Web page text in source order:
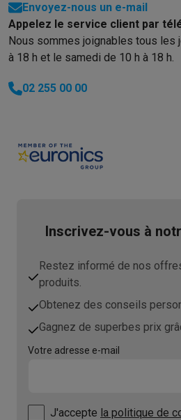
Envoyez-nous un e-mail
Appelez le service client par
Nous sommes joignables tous les
à 18 h et le samedi de 10 h à 18 h.
02 255 00 00
Inscrivez-vous à
Restez informé de nos
produits.
Obtenez des conseils
Gagnez de superbes prix
Votre adresse e-mail
J'accepte la politique de